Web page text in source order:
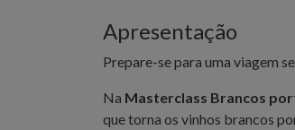
Apresentação
Prepare-se para uma viagem
Na Masterclass Brancos
que torna os vinhos brancos